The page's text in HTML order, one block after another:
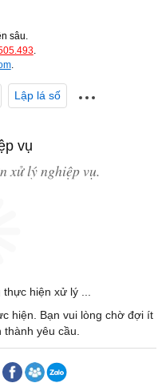
sâu.
.
.
Lập lá số
vụ
xử lý nghiệp vụ.
hiện xử lý ...
hiện. Bạn vui lòng chờ đợi ít
thành yêu cầu.